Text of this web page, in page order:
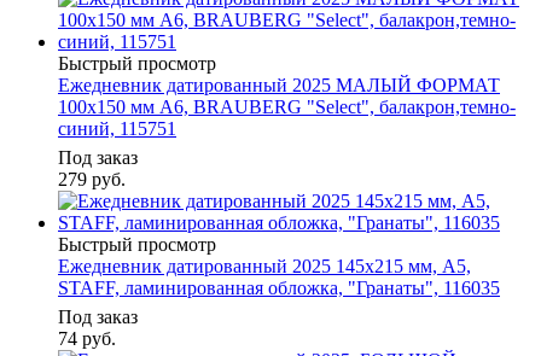
Быстрый просмотр
Ежедневник датированный 2025 МАЛЫЙ ФОРМАТ
100х150 мм А6, BRAUBERG "Select", балакрон,темно-
синий, 115751
Под заказ
279 руб.
Быстрый просмотр
Ежедневник датированный 2025 145х215 мм, А5,
STAFF, ламинированная обложка, "Гранаты", 116035
Под заказ
74 руб.